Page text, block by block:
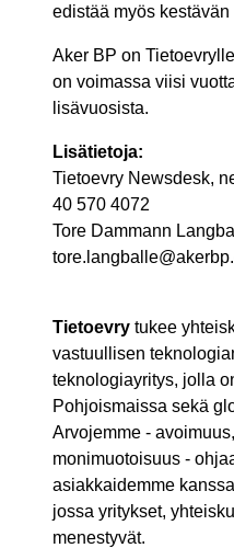
edistää myös
Aker BP on
on voimassa viisi
lisävuosista.
Lisätietoja:
Tietoevry Newsdesk,
40 570 4072
Tore Dammann
Tietoevry tukee
vastuullisen
teknologiayritys, jolla
Pohjoismaissa sekä
Arvojemme -
monimuotoisuus -
asiakkaidemme
jossa yritykset,
menestyvät.